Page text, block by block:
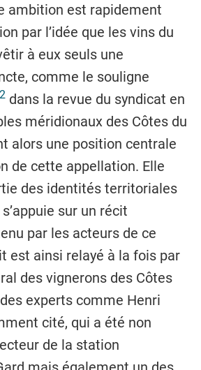
ambition est rapidement
par l’idée que les vins du
à eux seuls une
comme le souligne
2 dans la revue du syndicat en
méridionaux des Côtes du
alors une position centrale
de cette appellation. Elle
des identités territoriales
sur un récit
par les acteurs de ce
est ainsi relayé à la fois par
des vignerons des Côtes
experts comme Henri
cité, qui a été non
de la station